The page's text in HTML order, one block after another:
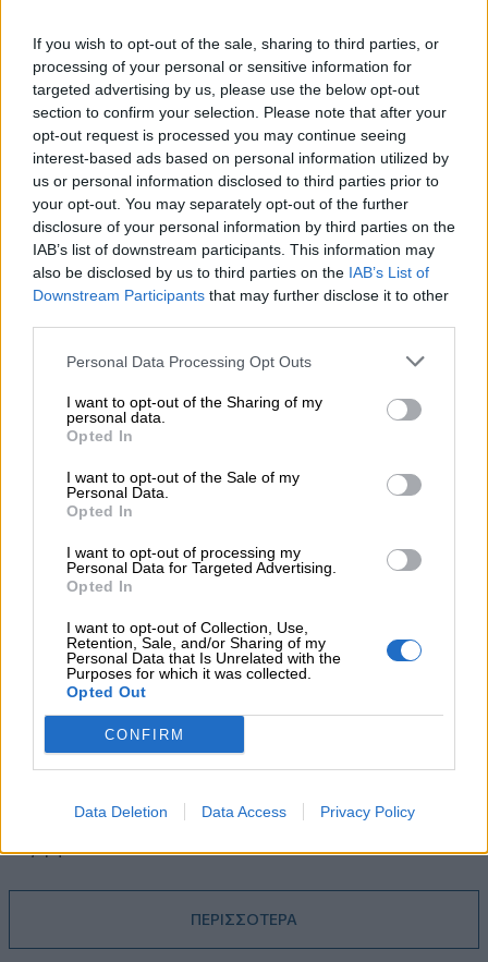
If you wish to opt-out of the sale, sharing to third parties, or
processing of your personal or sensitive information for
targeted advertising by us, please use the below opt-out
section to confirm your selection. Please note that after your
opt-out request is processed you may continue seeing
interest-based ads based on personal information utilized by
us or personal information disclosed to third parties prior to
your opt-out. You may separately opt-out of the further
disclosure of your personal information by third parties on the
IAB’s list of downstream participants. This information may
also be disclosed by us to third parties on the IAB’s List of
Downstream Participants that may further disclose it to other
Personal Data Processing Opt Outs
I want to opt-out of the Sharing of my
personal data.
Opted In
I want to opt-out of the Sale of my
Personal Data.
Opted In
I want to opt-out of processing my
Personal Data for Targeted Advertising.
Opted In
I want to opt-out of Collection, Use,
Retention, Sale, and/or Sharing of my
Personal Data that Is Unrelated with the
Purposes for which it was collected.
Opted Out
CONFIRM
Data Deletion Data Access Privacy Policy
05.08.2026 - 11:30
Η νέα εποχή στην εκπαίδευση των ασφαλιστικών
διαμεσολαβητών
05.08.2026 - 10:50
Ξεκινούν οι αιτήσεις στο vouchers.gov.gr για το Πρόγραμμα
«Τουρισμός για όλους 2026-2027»
05.08.2026 - 10:19
WWF: Περισσότερα από 180.000 στρέμματα καμένων
δασικών εκτάσεων στην Ελλάδα σε λίγες μόλις μέρες
Η Ελλάδα που αντιστέκεται και επιμένει να μην ασφαλίζεται!
05.08.2026 - 09:20
Καλοκαιρινό ταξίδι: Οι 8 συμβουλές που αξίζει να δώσει κάθε
05.08.2026 - 08:51
πιστωτική επέκταση των ελληνικών τραπεζών, το «πάρτι»
στις αγορές, οι «κρυμμένες» αξίες της ΓΕΚ ΤΕΡΝΑ
05.08.2026 - 08:37
Ιωάννης Μπολέτης – ΩΝΑΣΕΙΟ
04.08.2026 - 15:33
ERGO Hellas: Μέτρα στήριξης για τους πληγέντες
ασφαλισμένους της από τις πυρκαγιές
Τράπεζα Κύπρου: Ενισχυμένες κατά 31% οι ασφαλιστικές
υπηρεσίες - Κέρδη €252 εκατ. (+7%) και ROTE 18.8% στο
εξάμηνο
ΠΕΡΙΣΣΟΤΕΡΑ